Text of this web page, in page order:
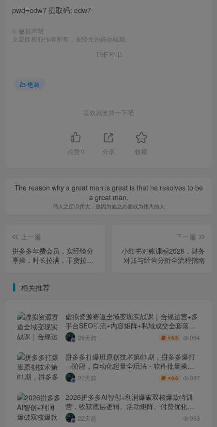
pwd=cdw7 提取码: cdw7
© 版权声明
文章版权归作者所有，未经允许请勿转载。
THE END
电商
喜欢就支持一下吧
点赞 0 分享 收藏
The reason why a great man is great is that he resolves to be
a great man.
伟人之所以伟大，是因为他立志要成为伟大的人
上一篇
拼多多年费会员，实经验分
享操，时长拉满，干货拉满
下一篇
小红书对账课程2026，财务
对账与经营分析全流程指南
相关推荐
虚拟资源赛道全域变现实战课｜合规运营+多
平台SEO引流+内容矩阵+私域成交全套落地
玩法26天前 ￥6.6 994
拼多多打爆班原创技术第61期，拼多多爆打
一阶段，自动化起量全玩法・软件批量操
作・投产优化・大促矩阵实战课
20天前 ￥6.6 987
2026拼多多AI智创+利润爆破双核爆款特训
营，收获底层逻辑、活动矩阵、付费优化、
0-1打爆SOP
22天前 963